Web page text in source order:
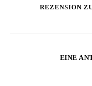
REZENSION
EINE